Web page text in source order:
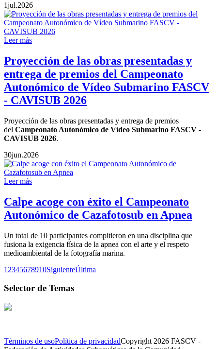
1jul.2026
Leer más
Proyección de las obras presentadas y
entrega de premios del Campeonato
Autonómico de Vídeo Submarino FASCV
- CAVISUB 2026
Proyección de las obras presentadas y entrega de premios
del Campeonato Autonómico de Vídeo Submarino FASCV -
CAVISUB 2026.
30jun.2026
Leer más
Calpe acoge con éxito el Campeonato
Autonómico de Cazafotosub en Apnea
Un total de 10 participantes compitieron en una disciplina que
fusiona la exigencia física de la apnea con el arte y el respeto
medioambiental de la fotografía marina.
1 2345678910SiguienteÚltima
Selector de Temas
Términos de usoPolítica de privacidadCopyright 2026 FASCV -